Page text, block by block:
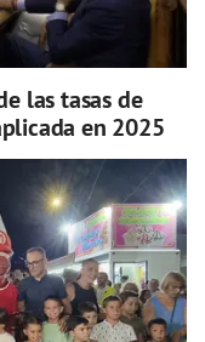
las tasas de
en 2025